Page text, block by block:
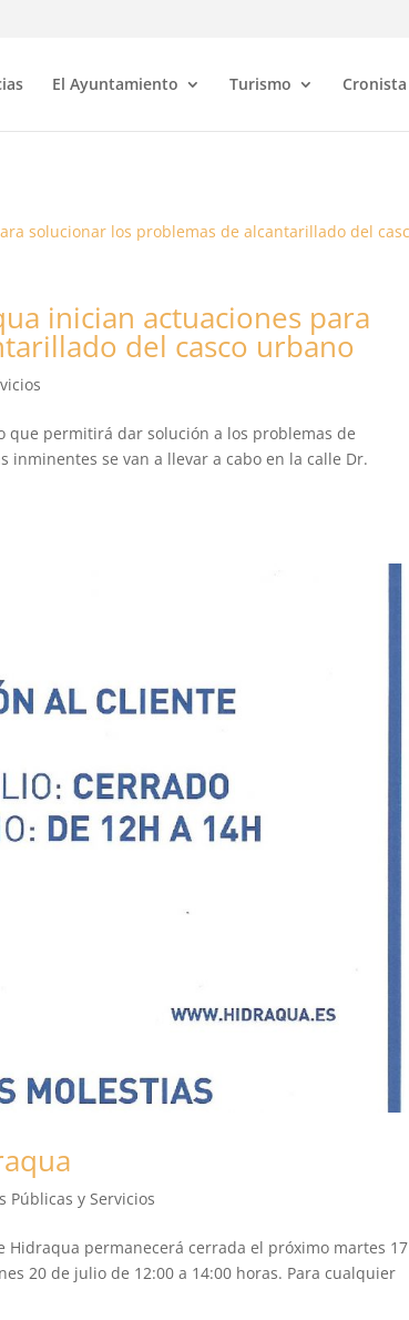
El Ayuntamiento Turismo Cronista
inician actuaciones para
del casco urbano
que permitirá dar solución a los problemas de
se van a llevar a cabo en la calle Dr.
Públicas y Servicios
permanecerá cerrada el próximo martes 17
20 de julio de 12:00 a 14:00 horas. Para cualquier